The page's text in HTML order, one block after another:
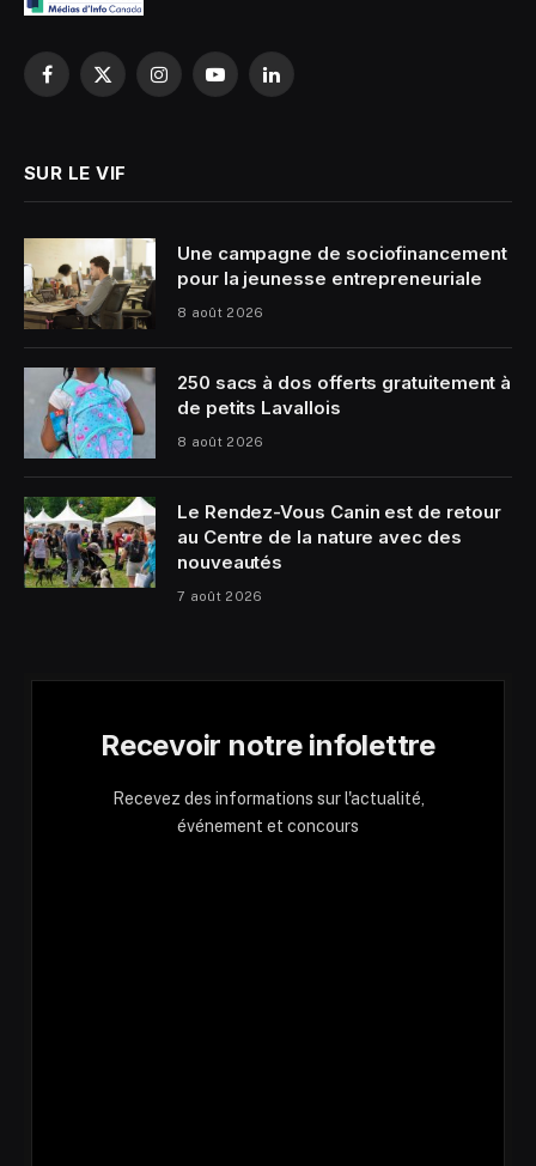
Facebook
X
InstagramYouTubeLinkedIn
SUR LE VIF
Une campagne de sociofinancement
pour la jeunesse entrepreneuriale
8 août 2026
250 sacs à dos offerts gratuitement à
de petits Lavallois
8 août 2026
Le Rendez-Vous Canin est de retour
au Centre de la nature avec des
nouveautés
7 août 2026
Recevoir notre infolettre
Recevez des informations sur l'actualité,
événement et concours